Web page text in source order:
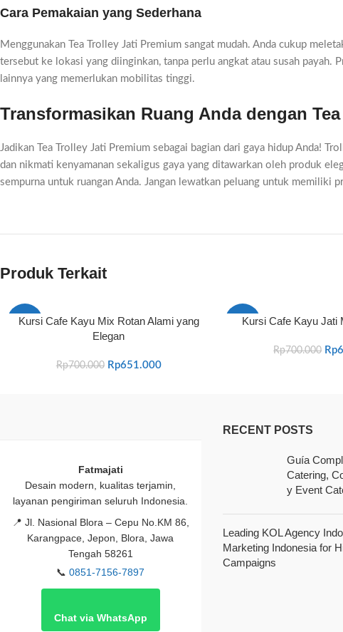
Cara Pemakaian yang Sederhana
Menggunakan Tea Trolley Jati Premium sangat mudah. Anda cukup
tersebut ke lokasi yang diinginkan, tanpa perlu angkat atau susah
lainnya yang memerlukan mobilitas tinggi.
Transformasikan Ruang Anda dengan
Jadikan Tea Trolley Jati Premium sebagai bagian dari gaya hidup Anda!
dan nikmati kenyamanan sekaligus gaya yang ditawarkan oleh produk
sempurna untuk ruangan Anda. Jangan lewatkan peluang untuk memiliki
Produk Terkait
-7%
Kursi Cafe Kayu Mix Rotan Alami yang
Elegan
Rp700.000 Rp651.000
-5%
Kursi Cafe Kayu Jati
Rp700.000 Rp
Fatmajati
Desain modern, kualitas terjamin,
layanan pengiriman seluruh Indonesia.
📍 Jl. Nasional Blora – Cepu No.KM 86,
Karangpace, Jepon, Blora, Jawa
Tengah 58261
📞0851-7156-7897
Chat via WhatsApp
RECENT POSTS
Guía
Catering,
y Event
Leading KOL Agency
Marketing Indonesia for
Campaigns